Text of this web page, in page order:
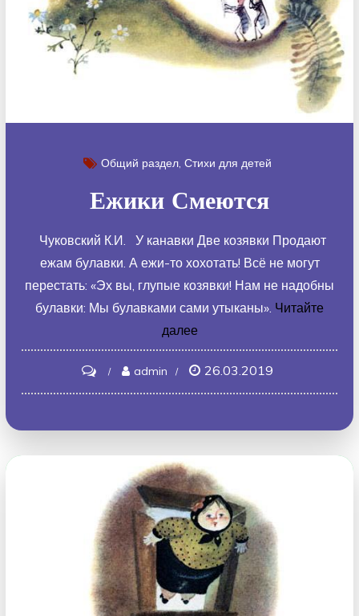
Общий раздел Стихи для детей
Ежики Смеются
Чуковский К.И. У канавки Две козявки Продают
ежам булавки. А ежи-то хохотать! Всё не могут
перестать: «Эх вы, глупые козявки! Нам не надобны
булавки: Мы булавками сами утыканы». Читайте
далее
on
Ежики
admin 26.03.2019